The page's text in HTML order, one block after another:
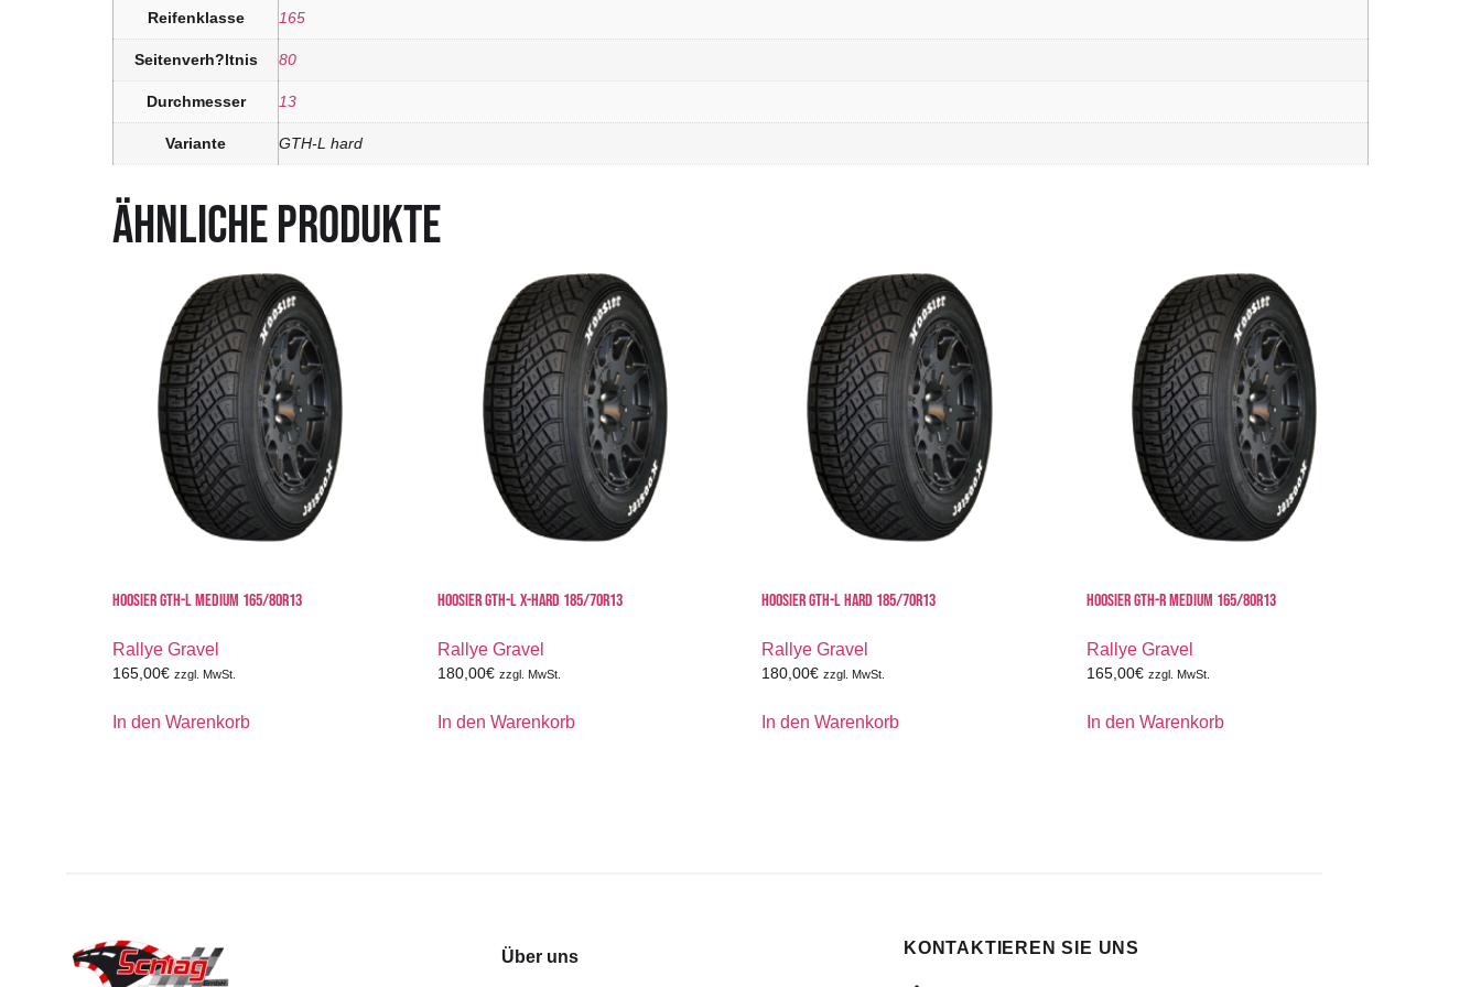
Reifenklasse 165
Seitenverh?ltnis 80
Durchmesser 13
Variante GTH-L hard
ÄHNLICHE PRODUKTE
HOOSIER GTH-L MEDIUM 165/80R13
Rallye Gravel
165,00€ zzgl. MwSt.
In den Warenkorb
HOOSIER GTH-L X-HARD 185/70R13
Rallye Gravel
180,00€ zzgl. MwSt.
In den Warenkorb
HOOSIER GTH-L HARD 185/70R13
Rallye Gravel
180,00€ zzgl. MwSt.
In den Warenkorb
HOOSIER GTH-R MEDIUM 165/80R13
Rallye Gravel
165,00€ zzgl. MwSt.
In den Warenkorb
Über uns KONTAKTIEREN SIE UNS